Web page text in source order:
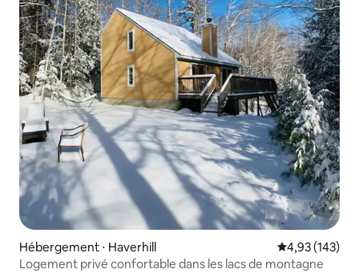
Hébergement ⋅ Haverhill Évaluation
4,93 (143)
Logement privé confortable dans les lacs de montagne